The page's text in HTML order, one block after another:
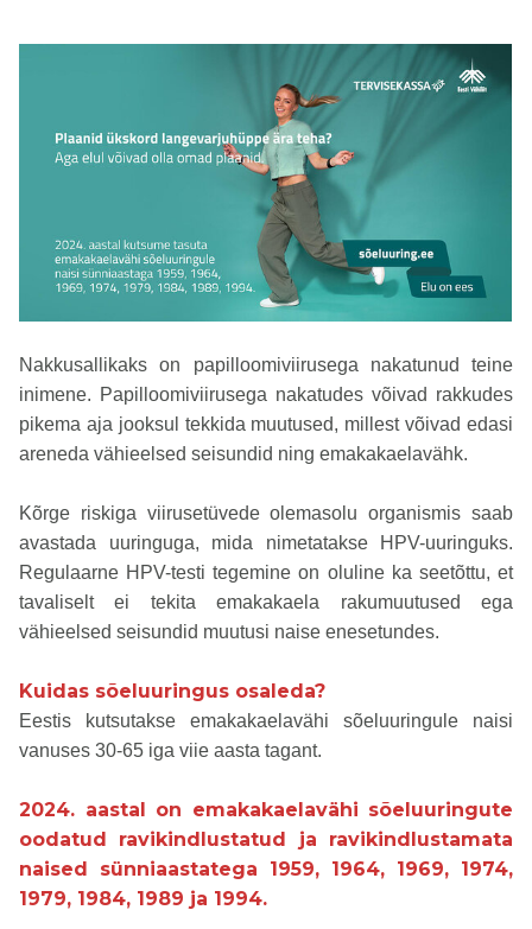
Nakkusallikaks on papilloomiviirusega nakatunud teine
inimene. Papilloomiviirusega nakatudes võivad rakkudes
pikema aja jooksul tekkida muutused, millest võivad edasi
areneda vähieelsed seisundid ning emakakaelavähk.
Kõrge riskiga viirusetüvede olemasolu organismis saab
avastada uuringuga, mida nimetatakse HPV-uuringuks.
Regulaarne HPV-testi tegemine on oluline ka seetõttu, et
tavaliselt ei tekita emakakaela rakumuutused ega
vähieelsed seisundid muutusi naise enesetundes.
Kuidas sõeluuringus osaleda?
Eestis kutsutakse emakakaelavähi sõeluuringule naisi
vanuses 30-65 iga viie aasta tagant.
2024. aastal on emakakaelavähi sõeluuringute
oodatud ravikindlustatud ja ravikindlustamata
naised sünniaastatega 1959, 1964, 1969, 1974,
1979, 1984, 1989 ja 1994.